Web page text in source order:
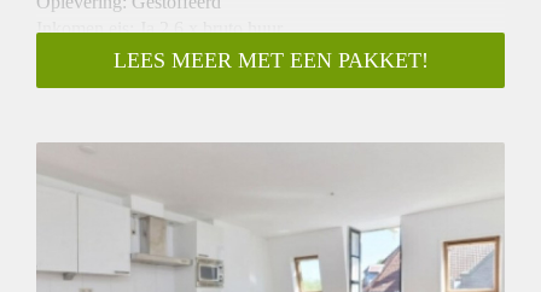
Inkomen eis: Ja 2,6 x bruto huur
Garantiestelling mogelijk: Ja
Borg: 1 maand
Gedeelde Douche: Nee
Gedeelde woonkamer: Nee
Huisgenoten: Nee
Geslacht huisgenoten: N.v.t.
LEES MEER MET EEN PAKKET!